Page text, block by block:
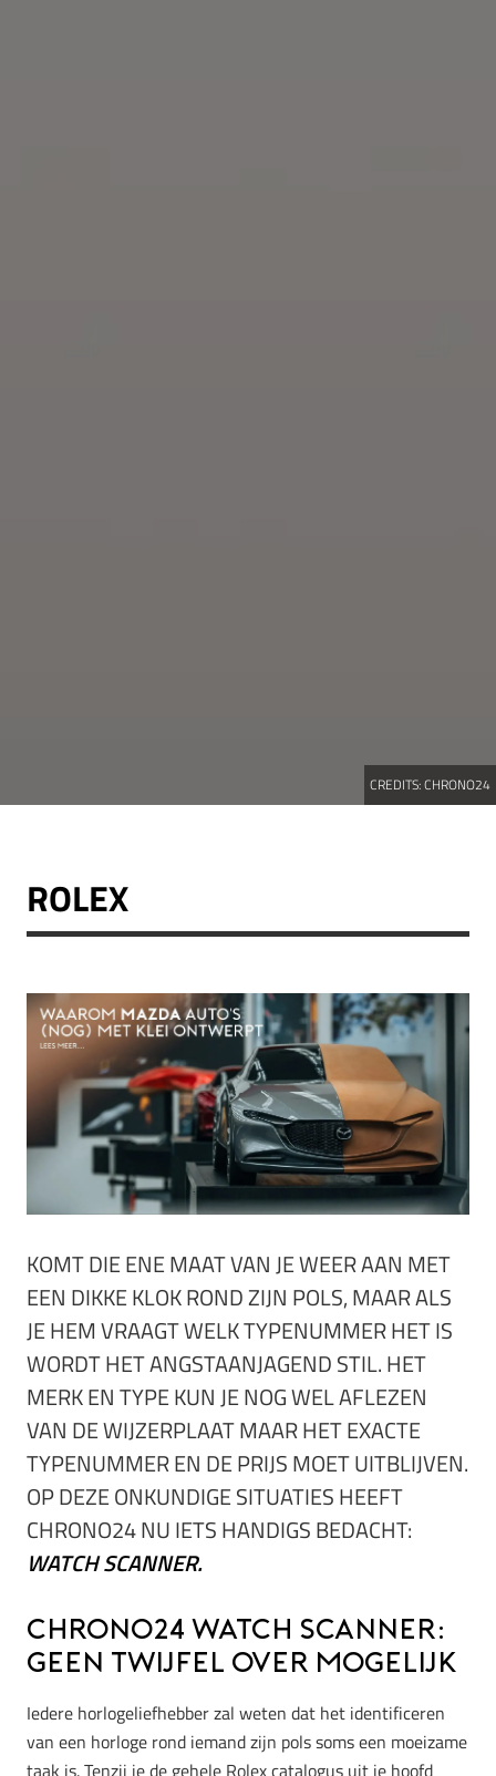
CREDITS:CHRONO24
ROLEX
KOMT DIE ENE MAAT VAN JE WEER AAN MET
EEN DIKKE KLOK ROND ZIJN POLS, MAAR ALS
JE HEM VRAAGT WELK TYPENUMMER HET IS
WORDT HET ANGSTAANJAGEND STIL. HET
MERK EN TYPE KUN JE NOG WEL AFLEZEN
VAN DE WIJZERPLAAT MAAR HET EXACTE
TYPENUMMER EN DE PRIJS MOET UITBLIJVEN.
OP DEZE ONKUNDIGE SITUATIES HEEFT
CHRONO24 NU IETS HANDIGS BEDACHT:
WATCH SCANNER.
Chrono24 Watch Scanner:
geen twijfel over mogelijk
Iedere horlogeliefhebber zal weten dat het identificeren
van een horloge rond iemand zijn pols soms een moeizame
taak is. Tenzij je de gehele Rolex catalogus uit je hoofd